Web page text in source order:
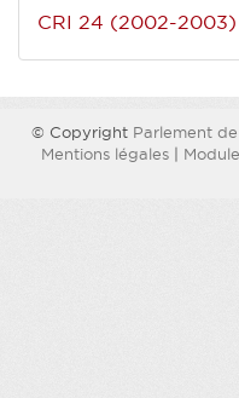
CRI 24 (2002-
© Copyright Parlement
Mentions légales|